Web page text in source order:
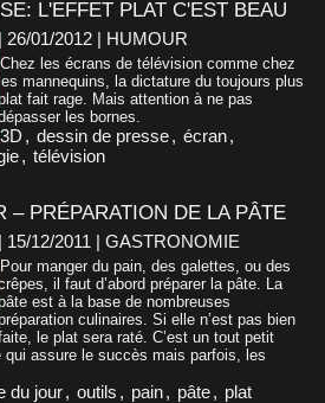
L'EFFET PLAT C'EST BEAU
| 26/01/2012 | HUMOUR
Chez les écrans de télévision comme chez
mannequins, la dictature du toujours plus
fait rage. Mais attention à ne pas
les bornes.
3D , dessin de presse, écran,
, télévision
– PRÉPARATION DE LA PÂTE
| 15/12/2011 | GASTRONOMIE
Pour manger du pain, des galettes, ou des
il faut d’abord préparer la pâte. La
est à la base de nombreuses
culinaires. Si elle n’est pas bien
le plat sera raté. C’est un tout petit
assure le succès mais parfois, les
du jour, outils , pain, pâte, plat